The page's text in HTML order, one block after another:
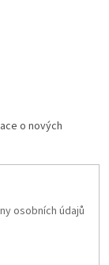
o nových
osobních údajů